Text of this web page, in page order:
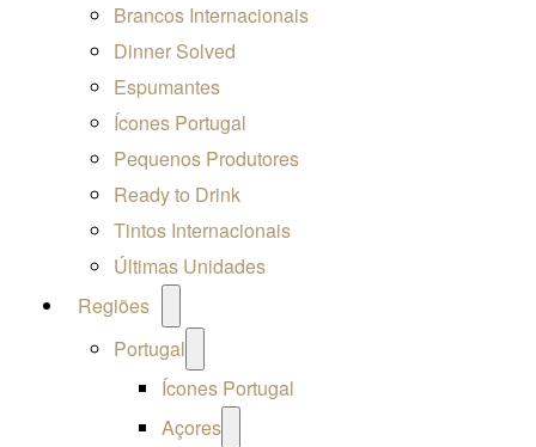
Brancos Internacionais
Dinner Solved
Espumantes
Ícones Portugal
Pequenos Produtores
Ready to Drink
Tintos Internacionais
Últimas Unidades
Regiões
menu
Portugal
menu
Ícones Portugal
Açores